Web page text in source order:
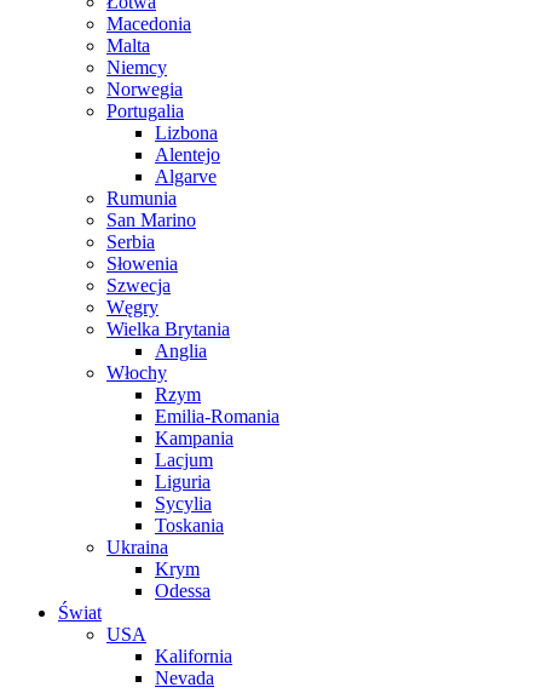
Macedonia
Malta
Niemcy
Norwegia
Portugalia
Lizbona
Alentejo
Algarve
Rumunia
San Marino
Serbia
Słowenia
Szwecja
Węgry
Wielka Brytania
Anglia
Włochy
Rzym
Emilia-Romania
Kampania
Lacjum
Liguria
Sycylia
Toskania
Ukraina
Krym
Odessa
Świat
USA
Kalifornia
Nevada